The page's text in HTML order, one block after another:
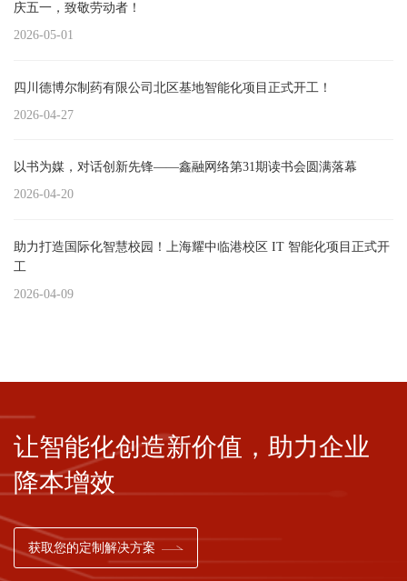
庆五一，致敬劳动者！
2026-05-01
四川德博尔制药有限公司北区基地智能化项目正式开工！
2026-04-27
以书为媒，对话创新先锋——鑫融网络第31期读书会圆满落幕
2026-04-20
助力打造国际化智慧校园！上海耀中临港校区 IT 智能化项目正式开
工
2026-04-09
让智能化创造新价值，助力企业
降本增效
获取您的定制解决方案